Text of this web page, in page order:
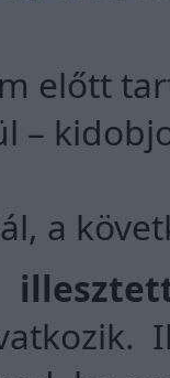
előtt
–
a